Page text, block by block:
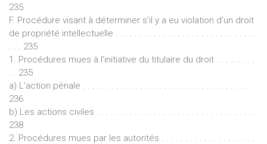
235
F. Procédure visant à déterminer s’il y a eu violation d’un droit
de propriété intellectuelle . . . . . . . . . . . . . . . . . . . . . . . . . . . . . .
. . . 235
1. Procédures mues à l’initiative du titulaire du droit . . . .. . . . .
. . 235
a) L’action pénale . . . . . . . . . . . . . . . . . . . . . . . . . . . . . . . . . . . .
236
b) Les actions civiles . . . . . . . . . . . . . . . . . . . . . . . . . . . . . . . . . .
238
2. Procédures mues par les autorités . . . . . . . . . . . . . . . . . . . .